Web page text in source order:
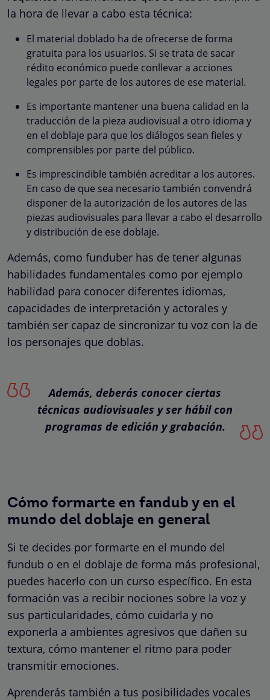
la hora de llevar a cabo esta técnica:
El material doblado ha de ofrecerse de forma
gratuita para los usuarios. Si se trata de sacar
rédito económico puede conllevar a acciones
legales por parte de los autores de ese material.
Es importante mantener una buena calidad en la
traducción de la pieza audiovisual a otro idioma y
en el doblaje para que los diálogos sean fieles y
comprensibles por parte del público.
Es imprescindible también acreditar a los autores.
En caso de que sea necesario también convendrá
disponer de la autorización de los autores de las
piezas audiovisuales para llevar a cabo el desarrollo
y distribución de ese doblaje.
Además, como funduber has de tener algunas
habilidades fundamentales como por ejemplo
habilidad para conocer diferentes idiomas,
capacidades de interpretación y actorales y
también ser capaz de sincronizar tu voz con la de
los personajes que doblas.
Además, deberás conocer ciertas
técnicas audiovisuales y ser hábil con
programas de edición y grabación.
Cómo formarte en fandub y en el
mundo del doblaje en general
Si te decides por formarte en el mundo del
fundub o en el doblaje de forma más profesional,
puedes hacerlo con un curso específico. En esta
formación vas a recibir nociones sobre la voz y
sus particularidades, cómo cuidarla y no
exponerla a ambientes agresivos que dañen su
textura, cómo mantener el ritmo para poder
transmitir emociones.
Aprenderás también a tus posibilidades vocales